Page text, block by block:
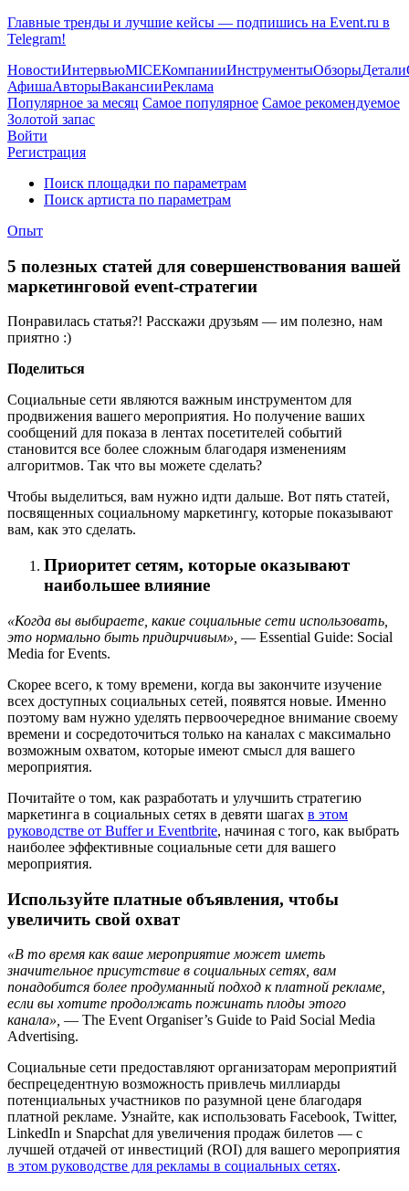
Главные тренды и лучшие кейсы — подпишись на Event.ru в
Telegram!
НовостиИнтервьюMICEКомпанииИнструментыОбзорыДетали
АфишаАвторыВакансииРеклама
Популярное за месяц Самое популярное Самое рекомендуемое
Золотой запас
Войти
Регистрация
Поиск площадки по параметрам
Поиск артиста по параметрам
Опыт
5 полезных статей для совершенствования вашей
маркетинговой event-стратегии
Понравилась статья?! Расскажи друзьям — им полезно, нам
приятно :)
Поделиться
Социальные сети являются важным инструментом для
продвижения вашего мероприятия. Но получение ваших
сообщений для показа в лентах посетителей событий
становится все более сложным благодаря изменениям
алгоритмов. Так что вы можете сделать?
Чтобы выделиться, вам нужно идти дальше. Вот пять статей,
посвященных социальному маркетингу, которые показывают
вам, как это сделать.
Приоритет сетям, которые оказывают
наибольшее влияние
«Когда вы выбираете, какие социальные сети использовать,
это нормально быть придирчивым», — Essential Guide: Social
Media for Events.
Скорее всего, к тому времени, когда вы закончите изучение
всех доступных социальных сетей, появятся новые. Именно
поэтому вам нужно уделять первоочередное внимание своему
времени и сосредоточиться только на каналах с максимально
возможным охватом, которые имеют смысл для вашего
мероприятия.
Почитайте о том, как разработать и улучшить стратегию
маркетинга в социальных сетях в девяти шагах в этом
руководстве от Buffer и Eventbrite, начиная с того, как выбрать
наиболее эффективные социальные сети для вашего
мероприятия.
Используйте платные объявления, чтобы
увеличить свой охват
«В то время как ваше мероприятие может иметь
значительное присутствие в социальных сетях, вам
понадобится более продуманный подход к платной рекламе,
если вы хотите продолжать пожинать плоды этого
канала», — The Event Organiser’s Guide to Paid Social Media
Advertising.
Социальные сети предоставляют организаторам мероприятий
беспрецедентную возможность привлечь миллиарды
потенциальных участников по разумной цене благодаря
платной рекламе. Узнайте, как использовать Facebook, Twitter,
LinkedIn и Snapchat для увеличения продаж билетов — с
лучшей отдачей от инвестиций (ROI) для вашего мероприятия
в этом руководстве для рекламы в социальных сетях.